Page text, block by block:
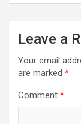
Leave a
Your email
are marked *
Comment *